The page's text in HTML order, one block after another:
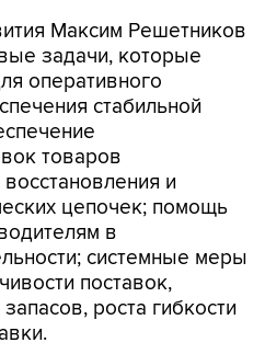
Максим Решетников
задачи, которые
оперативного
стабильной
товаров
и
цепочек; помощь
в
системные меры
поставок,
роста гибкости